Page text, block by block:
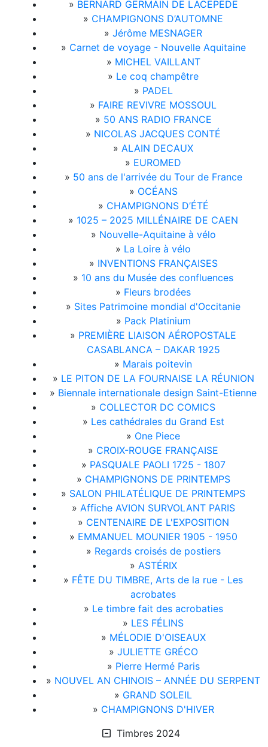
» BERNARD GERMAIN DE LACEPÈDE
» CHAMPIGNONS D’AUTOMNE
» Jérôme MESNAGER
» Carnet de voyage - Nouvelle Aquitaine
» MICHEL VAILLANT
» Le coq champêtre
» PADEL
» FAIRE REVIVRE MOSSOUL
» 50 ANS RADIO FRANCE
» NICOLAS JACQUES CONTÉ
» ALAIN DECAUX
» EUROMED
» 50 ans de l'arrivée du Tour de France
» OCÉANS
» CHAMPIGNONS D’ÉTÉ
» 1025 – 2025 MILLÉNAIRE DE CAEN
» Nouvelle-Aquitaine à vélo
» La Loire à vélo
» INVENTIONS FRANÇAISES
» 10 ans du Musée des confluences
» Fleurs brodées
» Sites Patrimoine mondial d'Occitanie
» Pack Platinium
» PREMIÈRE LIAISON AÉROPOSTALE
CASABLANCA – DAKAR 1925
» Marais poitevin
» LE PITON DE LA FOURNAISE LA RÉUNION
» Biennale internationale design Saint-Etienne
» COLLECTOR DC COMICS
» Les cathédrales du Grand Est
» One Piece
» CROIX-ROUGE FRANÇAISE
» PASQUALE PAOLI 1725 - 1807
» CHAMPIGNONS DE PRINTEMPS
» SALON PHILATÉLIQUE DE PRINTEMPS
» Affiche AVION SURVOLANT PARIS
» CENTENAIRE DE L'EXPOSITION
» EMMANUEL MOUNIER 1905 - 1950
» Regards croisés de postiers
» ASTÉRIX
» FÊTE DU TIMBRE, Arts de la rue - Les
acrobates
» Le timbre fait des acrobaties
» LES FÉLINS
» MÉLODIE D'OISEAUX
» JULIETTE GRÉCO
» Pierre Hermé Paris
» NOUVEL AN CHINOIS – ANNÉE DU SERPENT
» GRAND SOLEIL
» CHAMPIGNONS D'HIVER
Timbres 2024